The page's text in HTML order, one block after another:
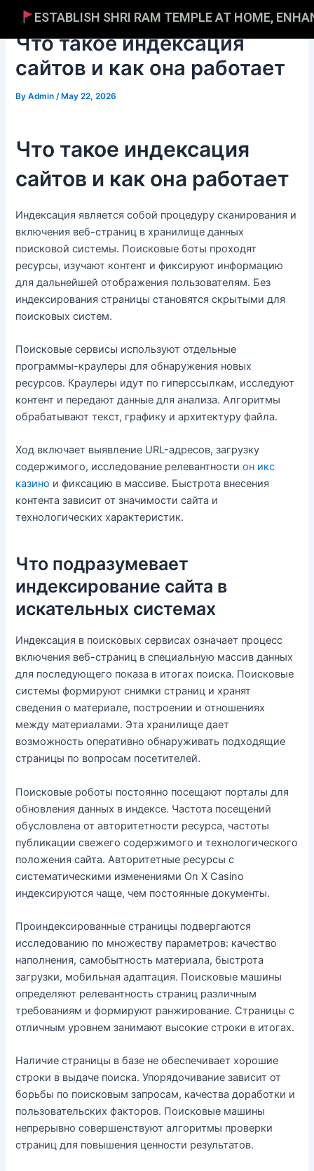
content
ESTABLISH SHRI RAM TEMPLE AT HOME, ENHANCE
Что такое индексация
сайтов и как она работает
ByAdmin /May 22, 2026
Что такое индексация
сайтов и как она работает
Индексация является собой процедуру сканирования и
включения веб-страниц в хранилище данных
поисковой системы. Поисковые боты проходят
ресурсы, изучают контент и фиксируют информацию
для дальнейшей отображения пользователям. Без
индексирования страницы становятся скрытыми для
поисковых систем.
Поисковые сервисы используют отдельные
программы-краулеры для обнаружения новых
ресурсов. Краулеры идут по гиперссылкам, исследуют
контент и передают данные для анализа. Алгоритмы
обрабатывают текст, графику и архитектуру файла.
Ход включает выявление URL-адресов, загрузку
содержимого, исследование релевантностион икс
казино и фиксацию в массиве. Быстрота внесения
контента зависит от значимости сайта и
технологических характеристик.
Что подразумевает
индексирование сайта в
искательных системах
Индексация в поисковых сервисах означает процесс
включения веб-страниц в специальную массив данных
для последующего показа в итогах поиска. Поисковые
системы формируют снимки страниц и хранят
сведения о материале, построении и отношениях
между материалами. Эта хранилище дает
возможность оперативно обнаруживать подходящие
страницы по вопросам посетителей.
Поисковые роботы постоянно посещают порталы для
обновления данных в индексе. Частота посещений
обусловлена от авторитетности ресурса, частоты
публикации свежего содержимого и технологического
положения сайта. Авторитетные ресурсы с
систематическими изменениями On X Casino
индексируются чаще, чем постоянные документы.
Проиндексированные страницы подвергаются
исследованию по множеству параметров: качество
наполнения, самобытность материала, быстрота
загрузки, мобильная адаптация. Поисковые машины
определяют релевантность страниц различным
требованиям и формируют ранжирование. Страницы с
отличным уровнем занимают высокие строки в итогах.
Наличие страницы в базе не обеспечивает хорошие
строки в выдаче поиска. Упорядочивание зависит от
борьбы по поисковым запросам, качества доработки и
пользовательских факторов. Поисковые машины
непрерывно совершенствуют алгоритмы проверки
страниц для повышения ценности результатов.
Post
navigation